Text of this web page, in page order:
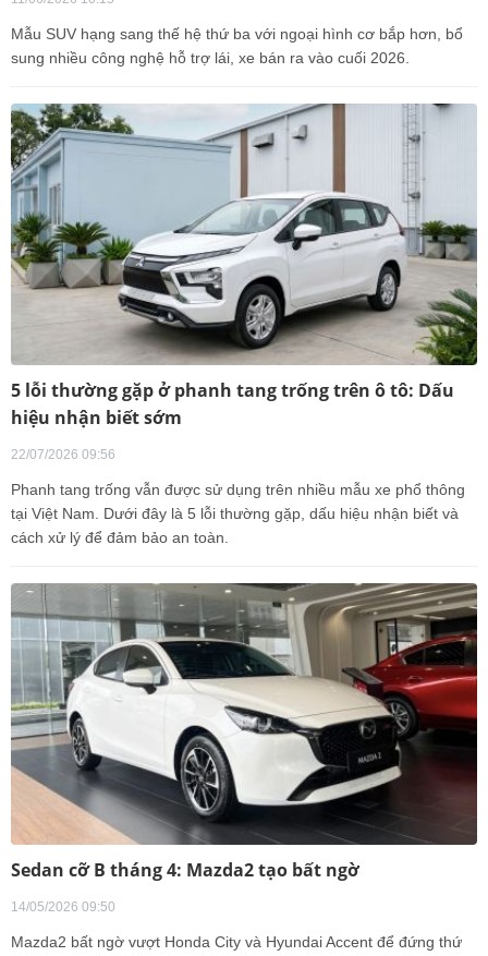
Mẫu SUV hạng sang thế hệ thứ ba với ngoại hình cơ bắp hơn, bổ
sung nhiều công nghệ hỗ trợ lái, xe bán ra vào cuối 2026.
5 lỗi thường gặp ở phanh tang trống trên ô tô: Dấu
hiệu nhận biết sớm
22/07/2026 09:56
Phanh tang trống vẫn được sử dụng trên nhiều mẫu xe phổ thông
tại Việt Nam. Dưới đây là 5 lỗi thường gặp, dấu hiệu nhận biết và
cách xử lý để đảm bảo an toàn.
Sedan cỡ B tháng 4: Mazda2 tạo bất ngờ
14/05/2026 09:50
Mazda2 bất ngờ vượt Honda City và Hyundai Accent để đứng thứ